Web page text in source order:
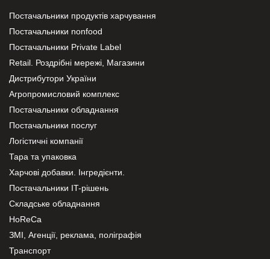
Постачальники продуктів харчування
Постачальники nonfood
Постачальники Private Label
Retail. Роздрібні мережі, Магазини
Дистрибутори України
Агропромисловий комплекс
Постачальники обладнання
Постачальники послуг
Логістичні компанії
Тара та упаковка
Харчові добавки. Інгредієнти.
Постачальники IT-рішень
Складське обладнання
HoReCa
ЗМІ, Агенції, реклама, поліграфія
Транспорт